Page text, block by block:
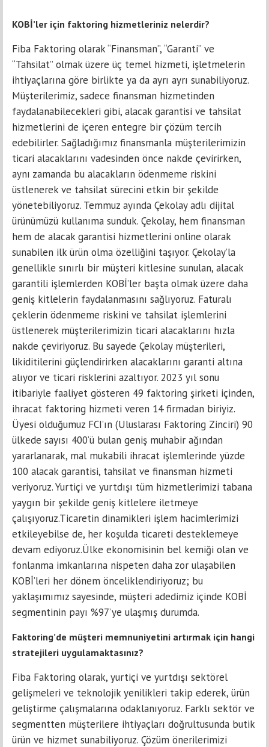
KOBİ’ler için faktoring hizmetleriniz nelerdir?
Fiba Faktoring olarak “Finansman”, “Garanti” ve
“Tahsilat” olmak üzere üç temel hizmeti, işletmelerin
ihtiyaçlarına göre birlikte ya da ayrı ayrı sunabiliyoruz.
Müşterilerimiz, sadece finansman hizmetinden
faydalanabilecekleri gibi, alacak garantisi ve tahsilat
hizmetlerini de içeren entegre bir çözüm tercih
edebilirler. Sağladığımız finansmanla müşterilerimizin
ticari alacaklarını vadesinden önce nakde çevirirken,
aynı zamanda bu alacakların ödenmeme riskini
üstlenerek ve tahsilat sürecini etkin bir şekilde
yönetebiliyoruz. Temmuz ayında Çekolay adlı dijital
ürünümüzü kullanıma sunduk. Çekolay, hem finansman
hem de alacak garantisi hizmetlerini online olarak
sunabilen ilk ürün olma özelliğini taşıyor. Çekolay’la
genellikle sınırlı bir müşteri kitlesine sunulan, alacak
garantili işlemlerden KOBİ’ler başta olmak üzere daha
geniş kitlelerin faydalanmasını sağlıyoruz. Faturalı
çeklerin ödenmeme riskini ve tahsilat işlemlerini
üstlenerek müşterilerimizin ticari alacaklarını hızla
nakde çeviriyoruz. Bu sayede Çekolay müşterileri,
likiditilerini güçlendirirken alacaklarını garanti altına
alıyor ve ticari risklerini azaltıyor. 2023 yıl sonu
itibariyle faaliyet gösteren 49 faktoring şirketi içinden,
ihracat faktoring hizmeti veren 14 firmadan biriyiz.
Üyesi olduğumuz FCI’ın (Uluslarası Faktoring Zinciri) 90
ülkede sayısı 400’ü bulan geniş muhabir ağından
yararlanarak, mal mukabili ihracat işlemlerinde yüzde
100 alacak garantisi, tahsilat ve finansman hizmeti
veriyoruz. Yurtiçi ve yurtdışı tüm hizmetlerimizi tabana
yaygın bir şekilde geniş kitlelere iletmeye
çalışıyoruz.Ticaretin dinamikleri işlem hacimlerimizi
etkileyebilse de, her koşulda ticareti desteklemeye
devam ediyoruz.Ülke ekonomisinin bel kemiği olan ve
fonlanma imkanlarına nispeten daha zor ulaşabilen
KOBİ’leri her dönem önceliklendiriyoruz; bu
yaklaşımımız sayesinde, müşteri adedimiz içinde KOBİ
segmentinin payı %97’ye ulaşmış durumda.
Faktoring’de müşteri memnuniyetini artırmak için hangi
stratejileri uygulamaktasınız?
Fiba Faktoring olarak, yurtiçi ve yurtdışı sektörel
gelişmeleri ve teknolojik yenilikleri takip ederek, ürün
geliştirme çalışmalarına odaklanıyoruz. Farklı sektör ve
segmentten müşterilere ihtiyaçları doğrultusunda butik
ürün ve hizmet sunabiliyoruz. Çözüm önerilerimizi